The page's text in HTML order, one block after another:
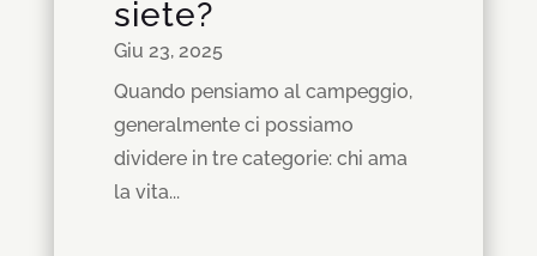
siete?
Giu 23, 2025
Quando pensiamo al campeggio,
generalmente ci possiamo
dividere in tre categorie: chi ama
la vita...